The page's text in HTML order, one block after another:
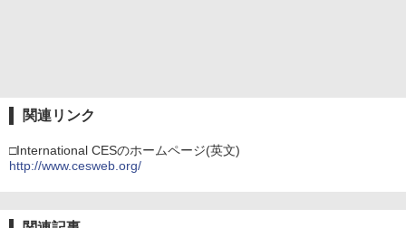
関連リンク
□International CESのホームページ(英文)
http://www.cesweb.org/